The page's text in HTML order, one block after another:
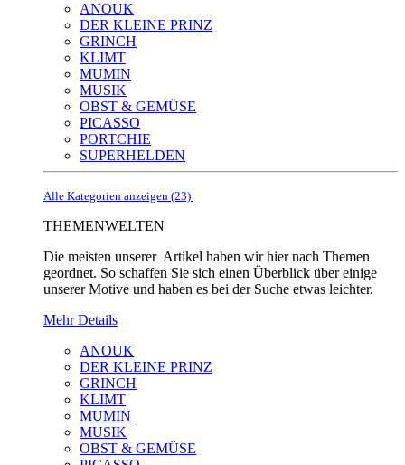
ANOUK
DER KLEINE PRINZ
GRINCH
KLIMT
MUMIN
MUSIK
OBST & GEMÜSE
PICASSO
PORTCHIE
SUPERHELDEN
Alle Kategorien anzeigen (23)
THEMENWELTEN
Die meisten unserer Artikel haben wir hier nach Themen
geordnet. So schaffen Sie sich einen Überblick über einige
unserer Motive und haben es bei der Suche etwas leichter.
Mehr Details
ANOUK
DER KLEINE PRINZ
GRINCH
KLIMT
MUMIN
MUSIK
OBST & GEMÜSE